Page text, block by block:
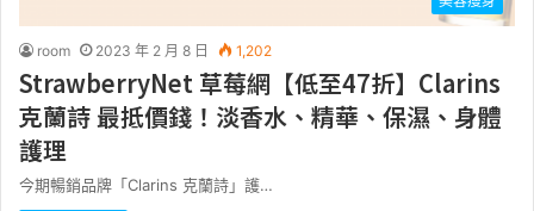
room 2023 年 2 月 8 日 1,202
StrawberryNet 草莓網【低至47折】Clarins
克蘭詩 最抵價錢！淡香水、精華、保濕、身體
護理
今期暢銷品牌「Clarins 克蘭詩」護…